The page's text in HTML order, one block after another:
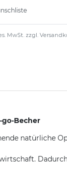
MwSt. zzgl.
go-Becher
natürliche